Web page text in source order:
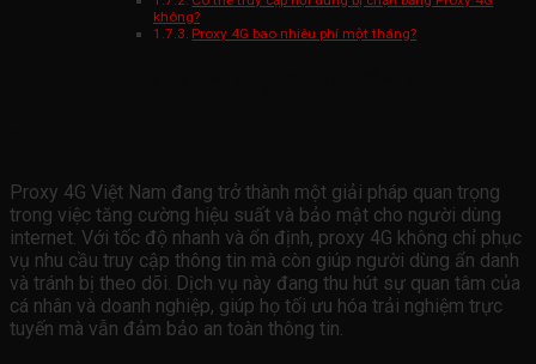
không?
Proxy 4G bao nhiêu phí một tháng?
Proxy 4G Việt Nam đang trở thành một giải pháp quan trọng
trong việc tăng cường hiệu suất và bảo mật cho người dùng
internet. Với tốc độ nhanh và ổn định, proxy 4G không chỉ phục
vụ nhu cầu truy cập thông tin mà còn giúp người dùng ẩn danh
và tránh bị theo dõi. Dịch vụ này đang thu hút sự quan tâm của
cá nhân và doanh nghiệp, giúp họ tối ưu hóa trải nghiệm trực
tuyến mà vẫn đảm bảo an toàn thông tin.